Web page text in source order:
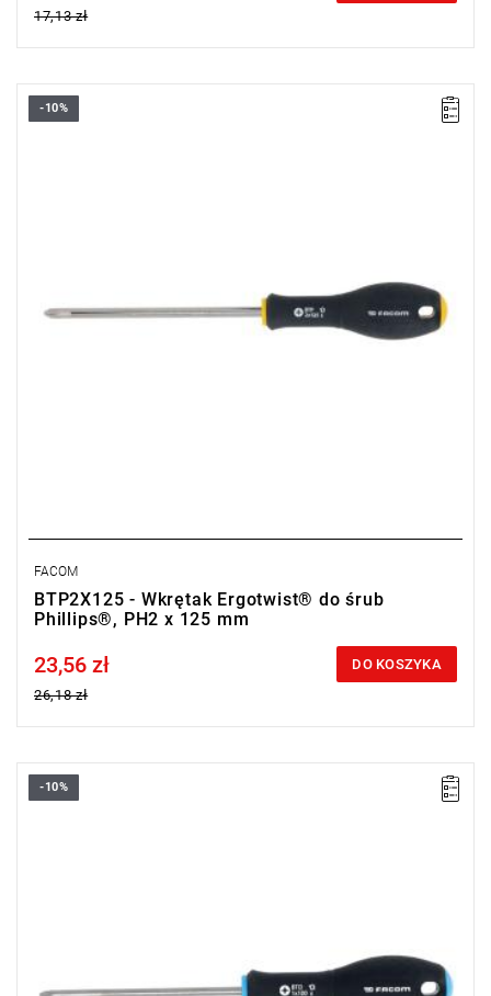
17,13 zł
• Rozmiar: PH2
-10%
FACOM
BTP2X125 - Wkrętak Ergotwist® do śrub
Phillips®, PH2 x 125 mm
Price tax included
23,56 zł
26,18 zł
DO KOSZYKA
• Rozmiar: PZ1
-10%